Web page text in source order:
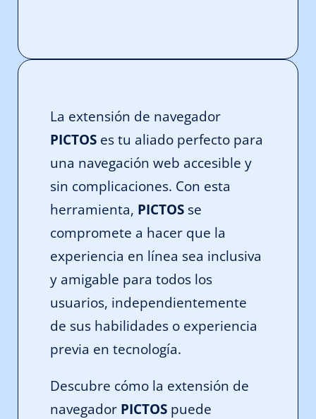
La extensión de navegador
PICTOS es tu aliado perfecto para
una navegación web accesible y
sin complicaciones. Con esta
herramienta, PICTOS se
compromete a hacer que la
experiencia en línea sea inclusiva
y amigable para todos los
usuarios, independientemente
de sus habilidades o experiencia
previa en tecnología.
Descubre cómo la extensión de
navegador PICTOS puede